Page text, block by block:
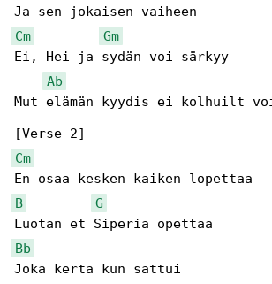
Cm
Gm
Ei, Hei ja sydän voi särkyy
Ab
Mut elämän kyydis ei kolhuilt
Cm
B
G
Bb
Joka kerta kun sattui